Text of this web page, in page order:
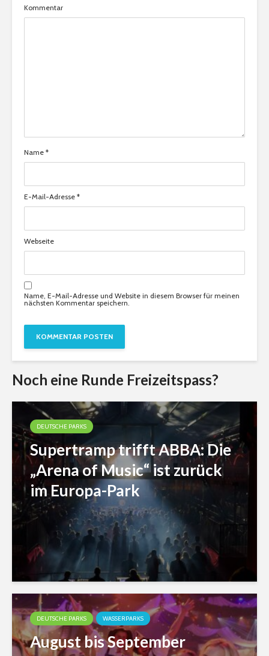
Kommentar
Name *
E-Mail-Adresse *
Webseite
Name, E-Mail-Adresse und Website in diesem Browser für meinen
nächsten Kommentar speichern.
Noch eine Runde Freizeitspass?
DEUTSCHE PARKS
Supertramp trifft ABBA: Die
„Arena of Music“ ist zurück
im Europa-Park
DEUTSCHE PARKS WASSERPARKS
August bis September